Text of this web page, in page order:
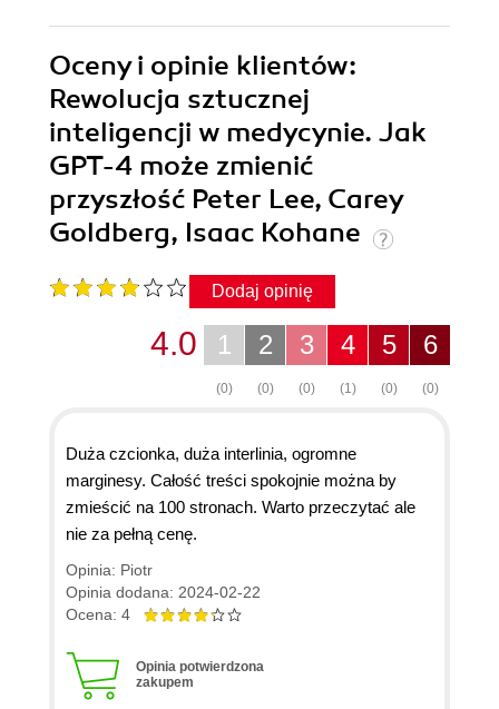
Oceny i opinie klientów:
Rewolucja sztucznej
inteligencji w medycynie. Jak
GPT-4 może zmienić
przyszłość Peter Lee, Carey
Goldberg, Isaac Kohane
Dodaj opinię
6
(0)
5
(0)
4
(1)
3
(0)
2
(0)
1
(0)
4.0
Duża czcionka, duża interlinia, ogromne
marginesy. Całość treści spokojnie można by
zmieścić na 100 stronach. Warto przeczytać ale
nie za pełną cenę.
Opinia: Piotr
Opinia dodana: 2024-02-22
Ocena: 4
Opinia potwierdzona
zakupem